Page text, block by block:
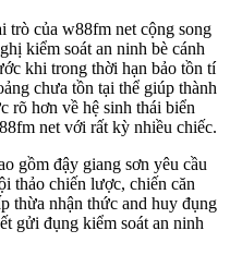
trò của w88fm net cộng song
kiểm soát an ninh bè cánh
khi trong thời hạn bảo tồn tí
chưa tồn tại thể giúp thành
rõ hơn về hệ sinh thái biển
net với rất kỳ nhiều chiếc.
gồm đậy giang sơn yêu cầu
thảo chiến lược, chiến căn
thừa nhận thức and huy đụng
gửi đụng kiểm soát an ninh